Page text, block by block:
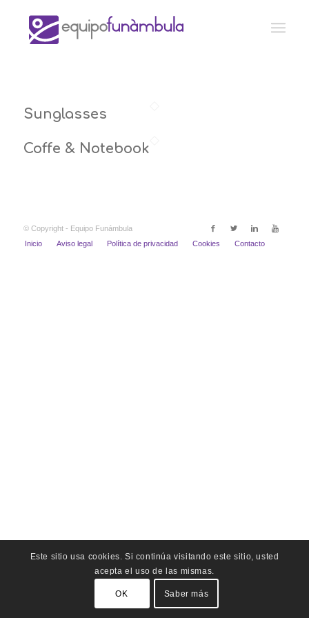
Sunglasses
Coffe & Notebook
© Copyright - Equipo Funámbula
Inicio
Aviso legal Política de privacidad Cookies Contacto
Este sitio usa cookies. Si continúa visitando este sitio, usted
acepta el uso de las mismas.
OK Saber más